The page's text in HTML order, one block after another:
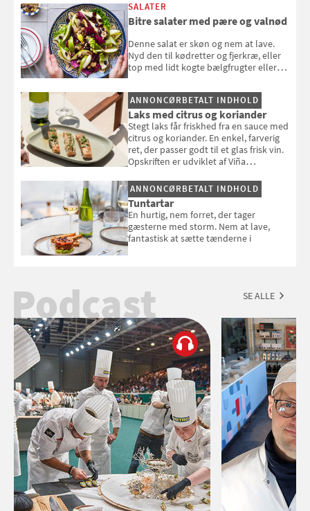
SALATER
Bitre salater med pære og valnød
Denne salat er skøn og nem at lave.
Nyd den til kødretter og fjerkræ, eller
top med lidt kogte bælgfrugter eller
selvstændigt måltid. Opskriften er fra
Louisa Lorangs kogebog "Salat".
ANNONCØRBETALT INDHOLD
Laks med citrus og koriander
Stegt laks får friskhed fra en sauce med
citrus og koriander. En enkel, farverig
ret, der passer godt til et glas frisk vin.
Opskriften er udviklet af Viña
ANNONCØRBETALT INDHOLD
Tuntartar
En hurtig, nem forret, der tager
gæsterne med storm. Nem at lave,
fantastisk at sætte tænderne i
Podcast SE ALLE